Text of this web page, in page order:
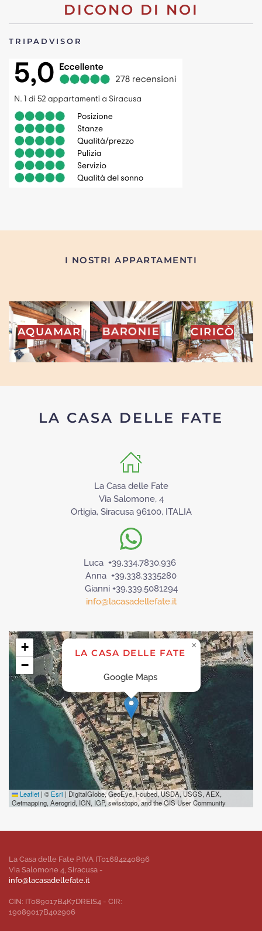
DICONO DI NOI
TRIPADVISOR
I NOSTRI APPARTAMENTI
BARONIE CIRICÒ FATE
LA CASA DELLE FATE
La Casa delle Fate
Via Salomone, 4
Ortigia, Siracusa 96100, ITALIA
Luca +39.334.7830.936
Anna +39.338.3335280
Gianni +39.339.5081294
info@lacasadellefate.it
LA CASA DELLE FATE
Google Maps
×
+
−
Leaflet | © Esri | DigitalGlobe, GeoEye, i-cubed, USDA, USGS, AEX,
Getmapping, Aerogrid, IGN, IGP, swisstopo, and the GIS User Community
La Casa delle Fate P.IVA IT01684240896
Via Salomone 4, Siracusa -
info@lacasadellefate.it
CIN: IT089017B4K7DREIS4 - CIR:
19089017B402906